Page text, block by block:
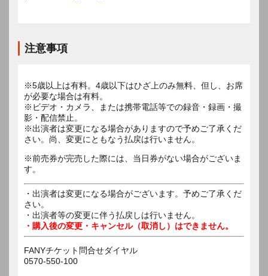
注意事項
※5歳以上は有料。4歳以下はひざ上のみ無料、但し、お席
が必要な場合は有料。
※ビデオ・カメラ、または携帯電話等での録音・録画・撮
影・配信禁止。
※出演者は変更になる場合がありますので予めご了承くだ
さい。尚、変更にともなう払戻は行いません。
※前売券が完売した際には、当日券がない場合がございま
す。
・出演者は変更になる場合がございます。予めご了承くだ
さい。
・出演者等の変更に伴う払戻しは行いません。
・購入後の変更・キャンセル（取消し）はできません。
FANYチケット問合せダイヤル
0570-550-100